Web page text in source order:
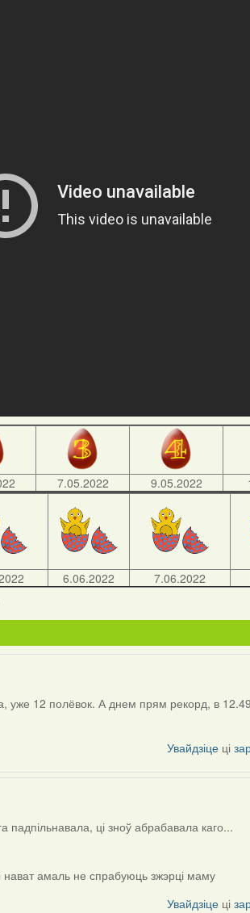
7.05.2022 9.05.2022
6.06.2022 7.06.2022
уже 12 полёвок. А днем прям рекорд, в
Увайдзіце ці
падпільнавала, ці зноў абрабавала каго...
амаль не спрабуюць зжэрці маму
Увайдзіце ці